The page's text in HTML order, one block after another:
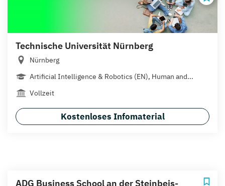
Technische Universität Nürnberg
Nürnberg
Artificial Intelligence & Robotics (EN), Human and...
Vollzeit
Kostenloses Infomaterial
ADG Business School an der Steinbeis-